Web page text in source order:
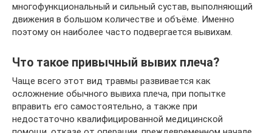
многофункциональный и сильный сустав, выполняющий
движения в большом количестве и объёме. Именно
поэтому он наиболее часто подвергается вывихам.
Что такое привычный вывих плеча?
Чаще всего этот вид травмы развивается как
осложнение обычного вывиха плеча, при попытке
вправить его самостоятельно, а также при
недостаточно квалифицированной медицинской